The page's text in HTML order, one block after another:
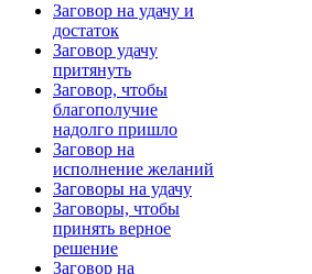
Заговор на удачу и
достаток
Заговор удачу
притянуть
Заговор, чтобы
благополучие
надолго пришло
Заговор на
исполнение желаний
Заговоры на удачу
Заговоры, чтобы
принять верное
решение
Заговор на